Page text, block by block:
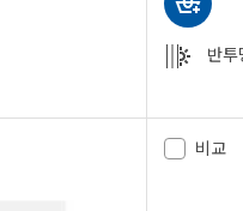
반투
비교